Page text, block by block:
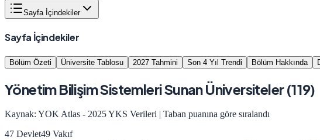
Sayfa İçindekiler
Sayfa İçindekiler
Bölüm Özeti Üniversite Tablosu 2027 Tahmini Son 4 Yıl Trendi Bölüm Hakkında
Yönetim Bilişim SistemleriSunan Üniversiteler (119)
Kaynak: YOK Atlas - 2025 YKS Verileri | Taban puanına göre sıralandı
47 Devlet49 Vakıf